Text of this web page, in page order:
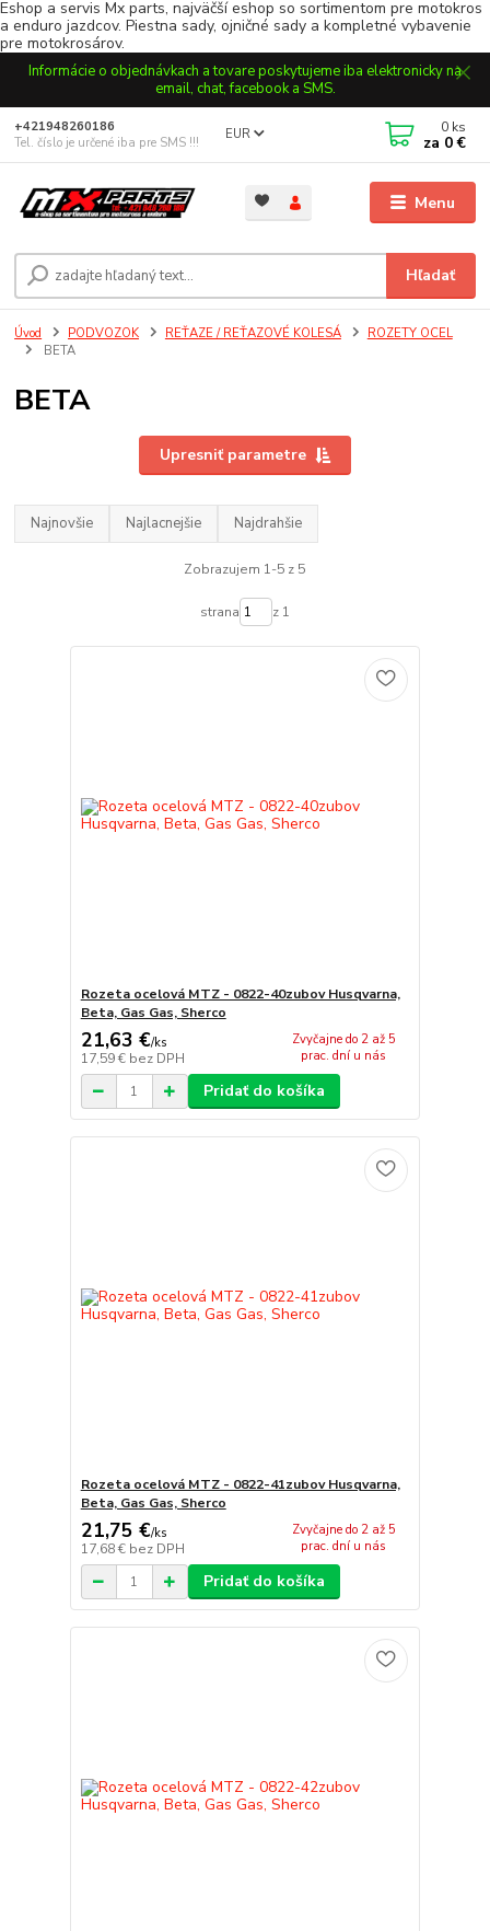
Eshop a servis Mx parts, najväčší eshop so sortimentom pre motokros
a enduro jazdcov. Piestna sady, ojničné sady a kompletné vybavenie
pre motokrosárov.
Informácie o objednávkach a tovare poskytujeme iba elektronicky na
email, chat, facebook a SMS.
Menu
EUR
Hľadať
+421948260186
Tel. číslo je určené iba pre SMS !!!
0 ks
za 0 €
Úvod PODVOZOK REŤAZE / REŤAZOVÉ KOLESÁ
ROZETY OCEL
BETA
BETA
Upresniť parametre
Najnovšie Najlacnejšie Najdrahšie
Zobrazujem 1-5 z 5
strana z 1
Rozeta ocelová MTZ - 0822-40zubov Husqvarna,
Beta, Gas Gas, Sherco
21,63 €/ks
17,59 € bez DPH
Zvyčajne do 2 až 5
prac. dní u nás
Pridať do košíka
Rozeta ocelová MTZ - 0822-41zubov Husqvarna,
Beta, Gas Gas, Sherco
21,75 €/ks
17,68 € bez DPH
Zvyčajne do 2 až 5
prac. dní u nás
Pridať do košíka